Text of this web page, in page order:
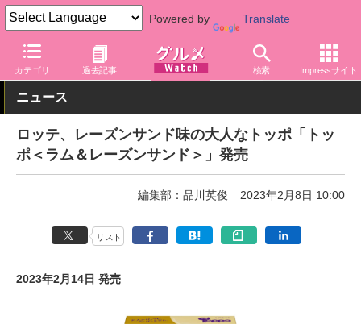
Powered by Translate
カテゴリ 過去記事 検索 Impressサイト
グルメ Watch 菓子・スイーツ チョコレート
ニュース
ロッテ、レーズンサンド味の大人なトッポ「トッ
ポ＜ラム＆レーズンサンド＞」発売
編集部：品川英俊 2023年2月8日 10:00
リスト
2023年2月14日 発売